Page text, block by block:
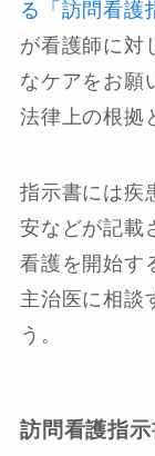
る「訪問看護
が看護師に対
なケアをお願
法律上の根拠
指示書には疾
安などが記載
看護を開始す
主治医に相談
う。
訪問看護指